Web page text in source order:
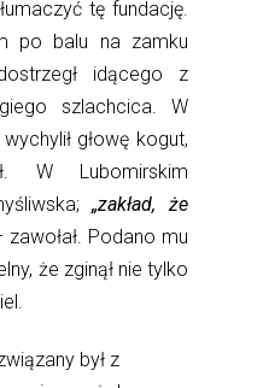
tę fundację.
po balu na zamku
idącego z
szlachcica. W
głowę kogut,
W Lubomirskim
„zakład, że
Podano mu
że zginął nie tylko
był z